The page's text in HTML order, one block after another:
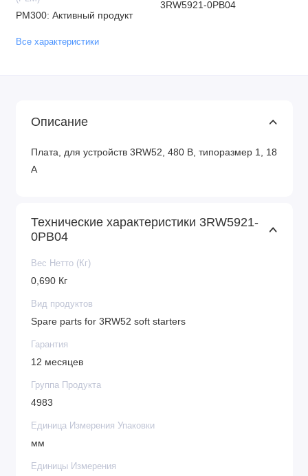
PM300: Активный продукт
3RW5921-0PB04
Все характеристики
Описание
Плата, для устройств 3RW52, 480 В, типоразмер 1, 18
A
Технические характеристики 3RW5921-
0PB04
Вес Нетто (Кг)
0,690 Кг
Вид продуктов
Spare parts for 3RW52 soft starters
Гарантия
12 месяцев
Группа Продукта
4983
Единица Измерения Упаковки
мм
Единицы Измерения